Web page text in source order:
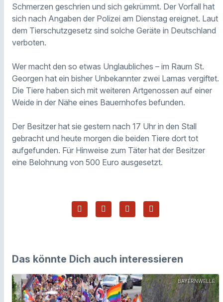
Schmerzen geschrien und sich gekrümmt. Der Vorfall hat
sich nach Angaben der Polizei am Dienstag ereignet. Laut
dem Tierschutzgesetz sind solche Geräte in Deutschland
verboten.
Wer macht den so etwas Unglaubliches – im Raum St.
Georgen hat ein bisher Unbekannter zwei Lamas vergiftet.
Die Tiere haben sich mit weiteren Artgenossen auf einer
Weide in der Nähe eines Bauernhofes befunden.
Der Besitzer hat sie gestern nach 17 Uhr in den Stall
gebracht und heute morgen die beiden Tiere dort tot
aufgefunden. Für Hinweise zum Täter hat der Besitzer
eine Belohnung von 500 Euro ausgesetzt.
Das könnte Dich auch interessieren
BAYERNWELLE